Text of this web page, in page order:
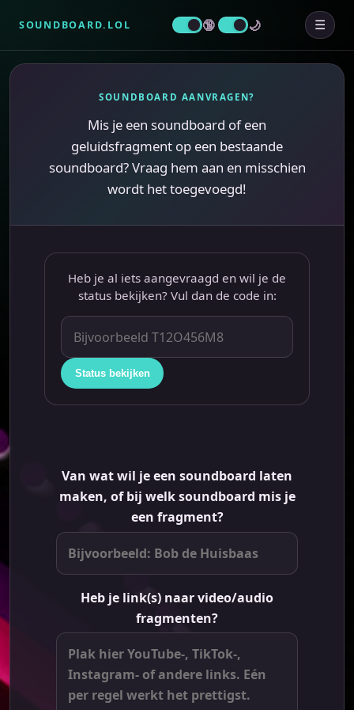
SOUNDBOARD.LOL ☰
SOUNDBOARD AANVRAGEN?
Mis je een soundboard of een
geluidsfragment op een bestaande
soundboard? Vraag hem aan en misschien
wordt het toegevoegd!
Heb je al iets aangevraagd en wil je de
status bekijken? Vul dan de code in:
Status bekijken
Van wat wil je een soundboard laten
maken, of bij welk soundboard mis je
een fragment?
Heb je link(s) naar video/audio
fragmenten?